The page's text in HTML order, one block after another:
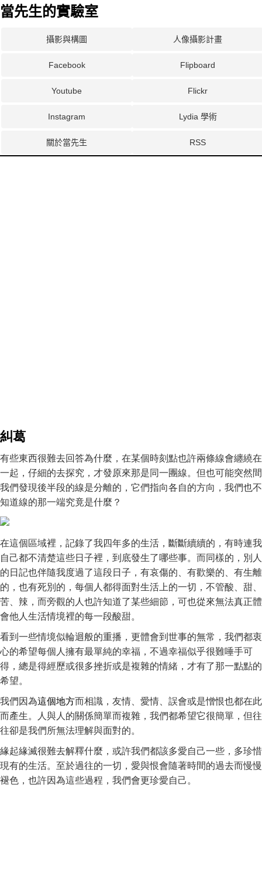
當先生的實驗室
攝影與構圖 人像攝影計畫
Facebook Flipboard
Youtube Flickr
Instagram Lydia 學術
關於當先生 RSS
糾葛
有些東西很難去回答為什麼，在某個時刻點也許兩條線會纏繞在
一起，仔細的去探究，才發原來那是同一團線。但也可能突然間
我們發現後半段的線是分離的，它們指向各自的方向，我們也不
知道線的那一端究竟是什麼？
在這個區域裡，記錄了我四年多的生活，斷斷續續的，有時連我
自己都不清楚這些日子裡，到底發生了哪些事。而同樣的，別人
的日記也伴隨我度過了這段日子，有哀傷的、有歡樂的、有生離
的，也有死別的，每個人都得面對生活上的一切，不管酸、甜、
苦、辣，而旁觀的人也許知道了某些細節，可也從來無法真正體
會他人生活情境裡的每一段酸甜。
看到一些情境似輪迴般的重播，更體會到世事的無常，我們都衷
心的希望每個人擁有最單純的幸福，不過幸福似乎很難唾手可
得，總是得經歷或很多挫折或是複雜的情緒，才有了那一點點的
希望。
我們因為這個地方而相識，友情、愛情、誤會或是憎恨也都在此
而產生。人與人的關係簡單而複雜，我們都希望它很簡單，但往
往卻是我們所無法理解與面對的。
緣起緣滅很難去解釋什麼，或許我們都該多愛自己一些，多珍惜
現有的生活。至於過往的一切，愛與恨會隨著時間的過去而慢慢
褪色，也許因為這些過程，我們會更珍愛自己。